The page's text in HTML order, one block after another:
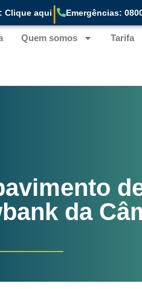
Clique aqui| Emergências:
Quem somos Tarifa
2026
da